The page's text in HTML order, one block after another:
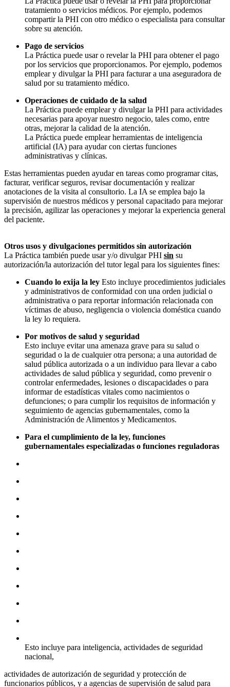
tratamiento o servicios médicos. Por ejemplo, podemos
compartir la PHI con otro médico o especialista para consultar
sobre su atención.
Pago de servicios
La Práctica puede usar o revelar la PHI para obtener el pago
por los servicios que proporcionamos. Por ejemplo, podemos
emplear y divulgar la PHI para facturar a una aseguradora de
salud por su tratamiento médico.
Operaciones de cuidado de la salud
La Práctica puede emplear y divulgar la PHI para actividades
necesarias para apoyar nuestro negocio, tales como, entre
otras, mejorar la calidad de la atención.
La Práctica puede emplear herramientas de inteligencia
artificial (IA) para ayudar con ciertas funciones
administrativas y clínicas.
Estas herramientas pueden ayudar en tareas como programar citas,
facturar, verificar seguros, revisar documentación y realizar
anotaciones de la visita al consultorio. La IA se emplea bajo la
supervisión de nuestros médicos y personal capacitado para mejorar
la precisión, agilizar las operaciones y mejorar la experiencia general
del paciente.
Otros usos y divulgaciones permitidos sin autorización
La Práctica también puede usar y/o divulgar PHI sin su
autorización/la autorización del tutor legal para los siguientes fines:
Cuando lo exija la ley Esto incluye procedimientos judiciales
y administrativos de conformidad con una orden judicial o
administrativa o para reportar información relacionada con
víctimas de abuso, negligencia o violencia doméstica cuando
la ley lo requiera.
Por motivos de salud y seguridad
Esto incluye evitar una amenaza grave para su salud o
seguridad o la de cualquier otra persona; a una autoridad de
salud pública autorizada o a un individuo para llevar a cabo
actividades de salud pública y seguridad, como prevenir o
controlar enfermedades, lesiones o discapacidades o para
informar de estadísticas vitales como nacimientos o
defunciones; o para cumplir los requisitos de información y
seguimiento de agencias gubernamentales, como la
Administración de Alimentos y Medicamentos.
Para el cumplimiento de la ley, funciones
gubernamentales especializadas o funciones reguladoras
Esto incluye para inteligencia, actividades de seguridad
nacional,
actividades de autorización de seguridad y protección de
funcionarios públicos, y a agencias de supervisión de salud para